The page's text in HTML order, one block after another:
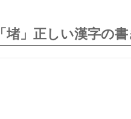
「堵」正しい漢字の